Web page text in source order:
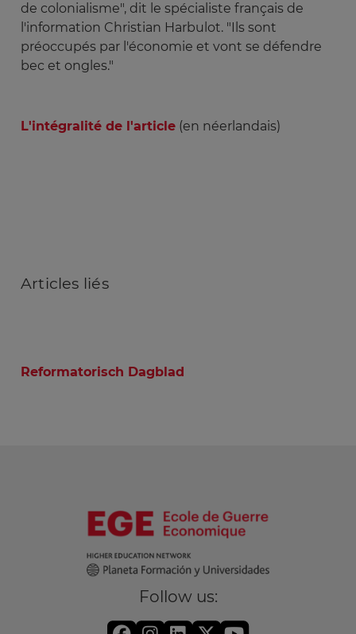
de colonialisme", dit le spécialiste français de
l'information Christian Harbulot. "Ils sont
préoccupés par l'économie et vont se défendre
bec et ongles."
L'intégralité de l'article (en néerlandais)
Articles liés
Reformatorisch Dagblad
Follow us: